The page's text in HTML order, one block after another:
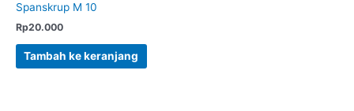
Spanskrup M 10
Rp20.000
Tambah ke keranjang